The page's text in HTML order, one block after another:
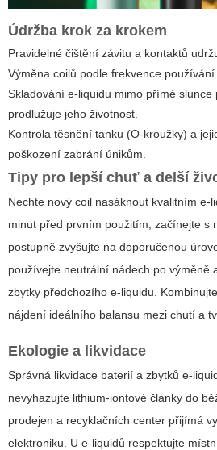
Údržba krok za krokem
Pravidelné čištění závitu a kontaktů
Výměna coilů podle frekvence
Skladování e‑liquidu mimo přímé
prodlužuje jeho životnost.
Kontrola těsnění tanku (O‑kroužky) a
poškození zabrání únikům.
Tipy pro lepší chuť a delší
Nechte nový coil nasáknout kvalitním
minut před prvním použitím; začínejte s
postupně zvyšujte na doporučenou
používejte neutrální nádech po výměně
zbytky předchozího e‑liquidu.
nájdení ideálního balansu mezi chutí a
Ekologie a likvidace
Správná likvidace baterií a zbytků
nevyhazujte lithium‑iontové články do
prodejen a recyklačních center přijímá
elektroniku. U e‑liquidů respektujte